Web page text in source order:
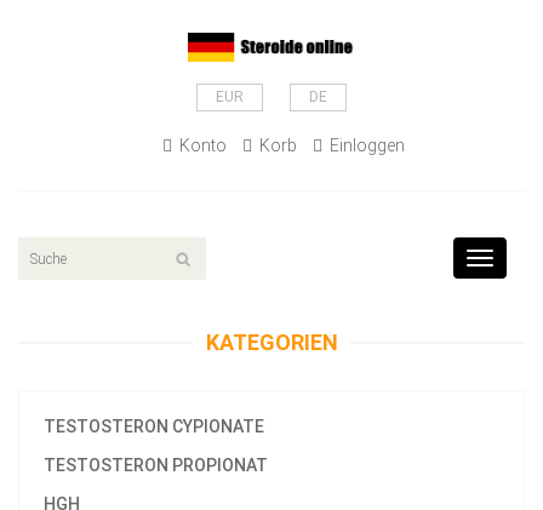
EUR DE
Konto Korb Einloggen
Toggle
KATEGORIEN
TESTOSTERON CYPIONATE
TESTOSTERON PROPIONAT
HGH